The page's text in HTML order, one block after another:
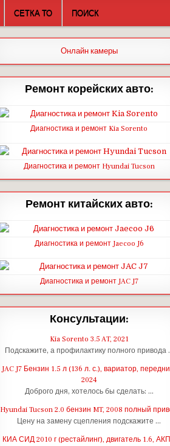
СЕТКА ТО ПОИСК
Онлайн камеры
Ремонт корейских авто:
Диагностика и ремонт Kia Sorento
Диагностика и ремонт Hyundai Tucson
Ремонт китайских авто:
Диагностика и ремонт Jaecoo J6
Диагностика и ремонт JAC J7
Консультации:
Kia Sorento 3.5 AT, 2021
Подскажите, а профилактику полного привода
JAC J7 Бензин 1.5 л (136 л. с.), вариатор,
2024
Доброго дня, хотелось бы сделать: …
Hyundai Tucson 2.0 бензин MT, 2008 полный
Цену на замену сцепления подскажите …
КИА СИД 2010 г (рестайлинг), двигатель 1.6,